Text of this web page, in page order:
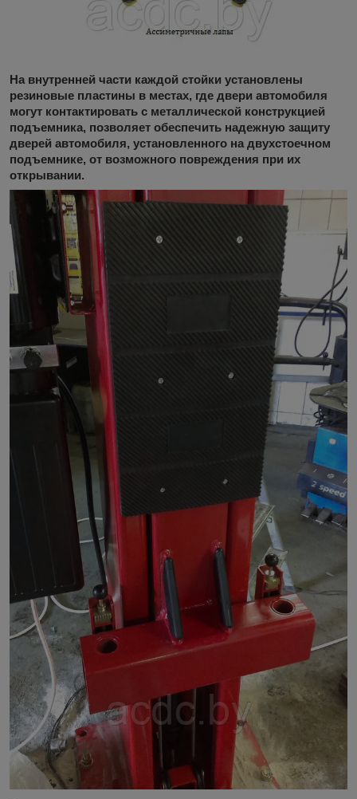
На внутренней части каждой стойки установлены
резиновые пластины в местах, где двери автомобиля
могут контактировать с металлической конструкцией
подъемника, позволяет обеспечить надежную защиту
дверей автомобиля, установленного на двухстоечном
подъемнике, от возможного повреждения при их
открывании.